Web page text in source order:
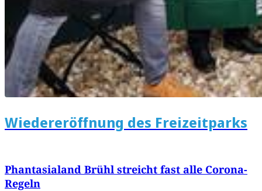
Wiedereröffnung des Freizeitparks
Phantasialand Brühl streicht fast alle Corona-
Regeln